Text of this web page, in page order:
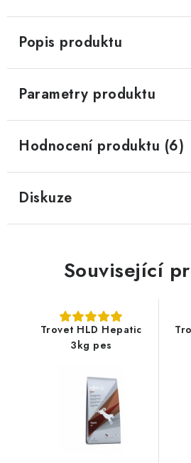
Popis produktu
Parametry produktu
Hodnocení produktu (6)
Diskuze
Související
Trovet HLD Hepatic
3kg pes